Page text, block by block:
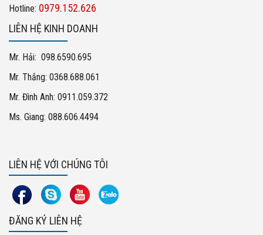
Hotline: 0979.152.626
LIÊN HỆ KINH DOANH
Mr. Hải: 098.6590.695
Mr. Thắng: 0368.688.061
Mr. Đình Anh: 0911.059.372
Ms. Giang: 088.606.4494
LIÊN HỆ VỚI CHÚNG TÔI
ĐĂNG KÝ LIÊN HỆ